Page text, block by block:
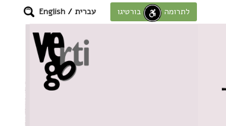
לתרומה לחוסן בורטיגו עברית /
English